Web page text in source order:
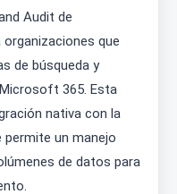
Audit de
organizaciones que
de búsqueda y
365. Esta
nativa con la
un manejo
de datos para